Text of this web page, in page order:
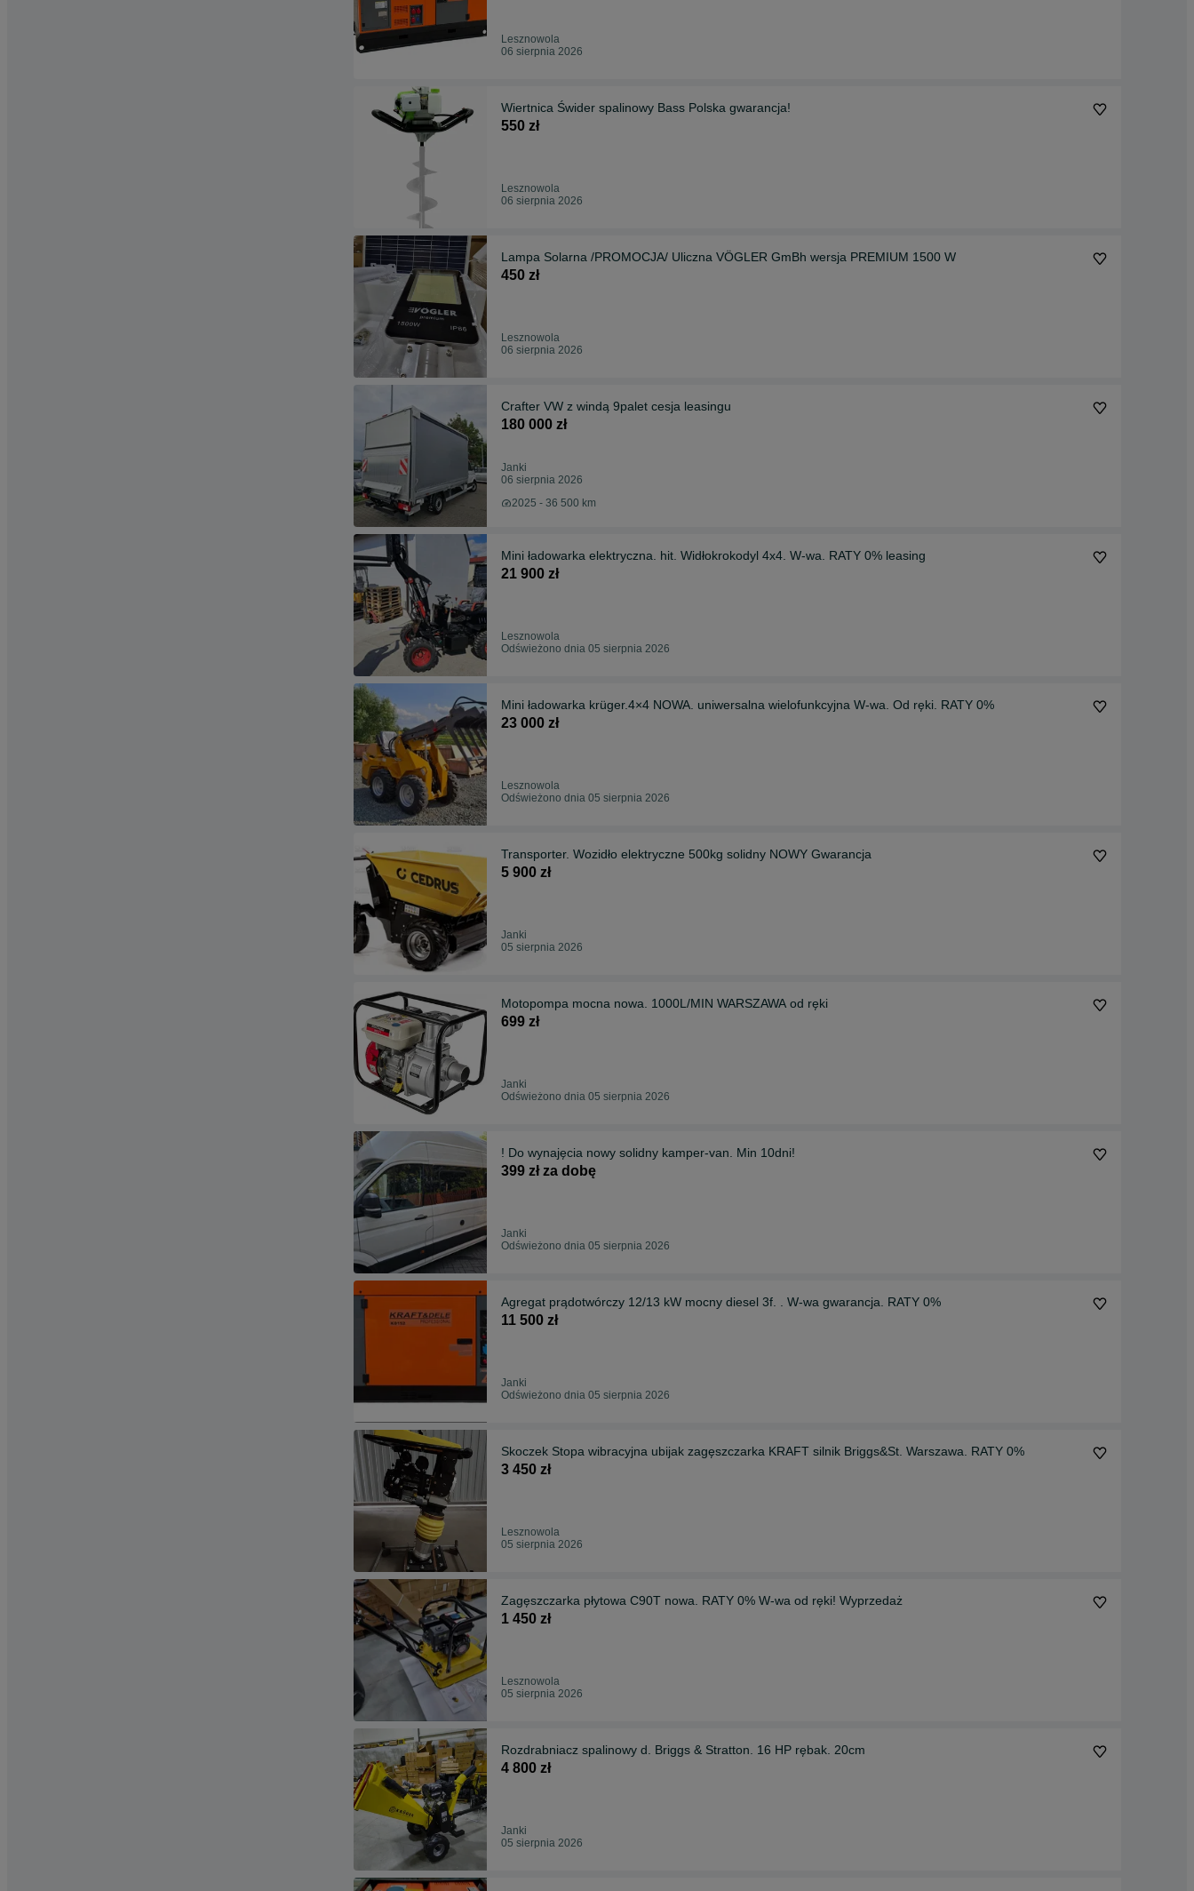
Lesznowola
06 sierpnia 2026
Wiertnica Świder spalinowy Bass Polska gwarancja!
550 zł
Lesznowola
06 sierpnia 2026
Lampa Solarna /PROMOCJA/ Uliczna VÖGLER GmBh wersja PREMIUM 1500 W
450 zł
Lesznowola
06 sierpnia 2026
Crafter VW z windą 9palet cesja leasingu
180 000 zł
Janki
06 sierpnia 2026
2025 - 36 500 km
Mini ładowarka elektryczna. hit. Widłokrokodyl 4x4. W-wa. RATY 0% leasing
21 900 zł
Lesznowola
Odświeżono dnia 05 sierpnia 2026
Mini ładowarka krüger.4×4 NOWA. uniwersalna wielofunkcyjna W-wa. Od ręki. RATY 0%
23 000 zł
Lesznowola
Odświeżono dnia 05 sierpnia 2026
Transporter. Wozidło elektryczne 500kg solidny NOWY Gwarancja
5 900 zł
Janki
05 sierpnia 2026
Motopompa mocna nowa. 1000L/MIN WARSZAWA od ręki
699 zł
Janki
Odświeżono dnia 05 sierpnia 2026
! Do wynajęcia nowy solidny kamper-van. Min 10dni!
399 zł za dobę
Janki
Odświeżono dnia 05 sierpnia 2026
Agregat prądotwórczy 12/13 kW mocny diesel 3f. . W-wa gwarancja. RATY 0%
11 500 zł
Janki
Odświeżono dnia 05 sierpnia 2026
Skoczek Stopa wibracyjna ubijak zagęszczarka KRAFT silnik Briggs&St. Warszawa. RATY 0%
3 450 zł
Lesznowola
05 sierpnia 2026
Zagęszczarka płytowa C90T nowa. RATY 0% W-wa od ręki! Wyprzedaż
1 450 zł
Lesznowola
05 sierpnia 2026
Rozdrabniacz spalinowy d. Briggs & Stratton. 16 HP rębak. 20cm
4 800 zł
Janki
05 sierpnia 2026